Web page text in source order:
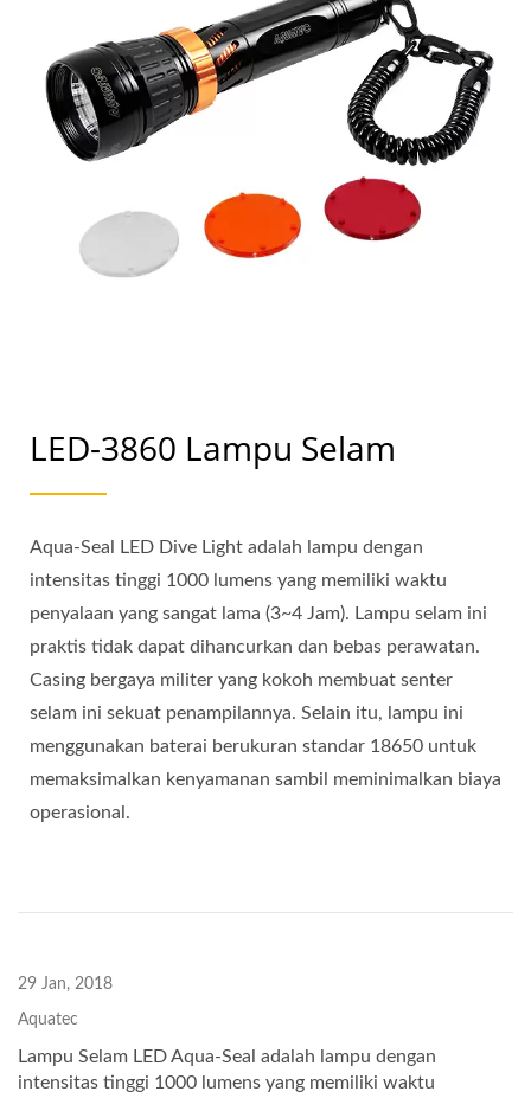
LED-3860 Lampu Selam
Aqua-Seal LED Dive Light adalah lampu dengan
intensitas tinggi 1000 lumens yang memiliki waktu
penyalaan yang sangat lama (3~4 Jam). Lampu selam ini
praktis tidak dapat dihancurkan dan bebas perawatan.
Casing bergaya militer yang kokoh membuat senter
selam ini sekuat penampilannya. Selain itu, lampu ini
menggunakan baterai berukuran standar 18650 untuk
memaksimalkan kenyamanan sambil meminimalkan biaya
operasional.
29 Jan, 2018
Aquatec
Lampu Selam LED Aqua-Seal adalah lampu dengan
intensitas tinggi 1000 lumens yang memiliki waktu